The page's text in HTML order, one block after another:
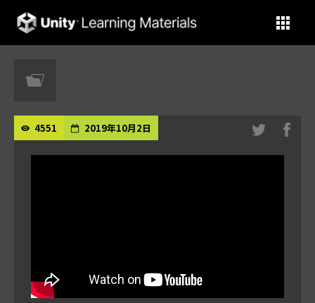
Unity Learning Materials
4551 2019年10月2日